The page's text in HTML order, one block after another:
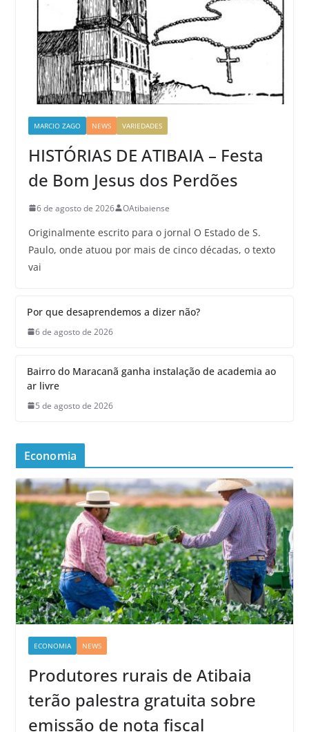
MARCIO ZAGO NEWS VARIEDADES
HISTÓRIAS DE ATIBAIA – Festa
de Bom Jesus dos Perdões
6 de agosto de 2026 OAtibaiense
Originalmente escrito para o jornal O Estado de S.
Paulo, onde atuou por mais de cinco décadas, o texto
vai
Por que desaprendemos a dizer não?
6 de agosto de 2026
Bairro do Maracanã ganha instalação de academia ao
ar livre
5 de agosto de 2026
Economia
ECONOMIA NEWS
Produtores rurais de Atibaia
terão palestra gratuita sobre
emissão de nota fiscal